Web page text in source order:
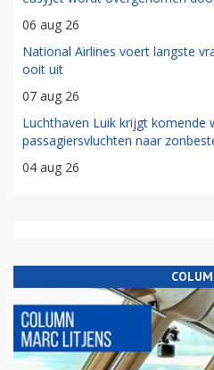
06 aug 26
National Airlines voert langste
ooit uit
07 aug 26
Luchthaven Luik krijgt komende
passagiersvluchten naar
04 aug 26